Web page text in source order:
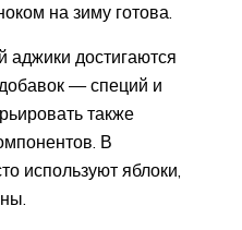
на зиму готова.
аджики достигаются
— специй и
также
В
используют яблоки,